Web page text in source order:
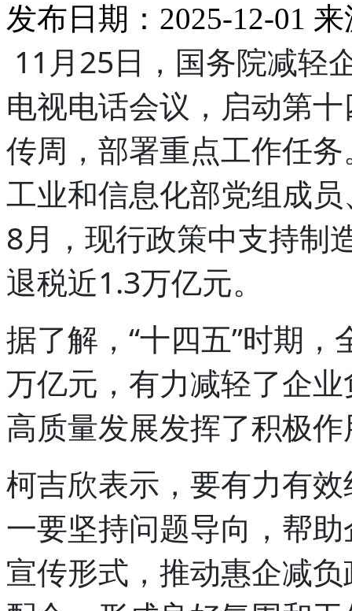
发布日期：2025-12-01 来
11月25日，国务院减轻
电视电话会议，启动第
传周，部署重点工作任务
工业和信息化部党组成
8月，现行政策中支持制
退税近1.3万亿元。
据了解，“十四五”时期
万亿元，有力减轻了企
高质量发展发挥了积极
柯吉欣表示，要有力有
一要坚持问题导向，帮
宣传形式，推动惠企减